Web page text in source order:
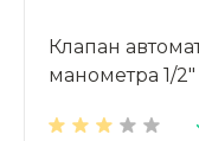
Клапан
манометра 1/